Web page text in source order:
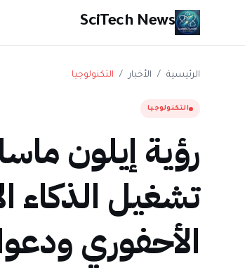
SciTech News
الرئيسية / الأخبار / التكنولوجيا
التكنولوجيا
رؤية إيلون
تشغيل الذكاء
الأحفوري